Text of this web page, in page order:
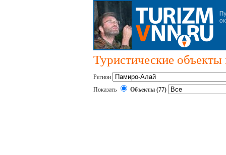
Туристические
Регион
Показать
Объекты (77)